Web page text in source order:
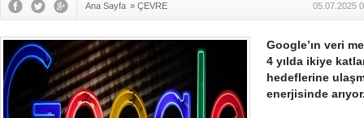
Ankara
Erdoğan:
'Kurultay
İtalyan
Ana Sayfa » ÇEVRE 05.07.2025
Google’ın veri
4 yılda ikiye
hedeflerine
enerjisinde